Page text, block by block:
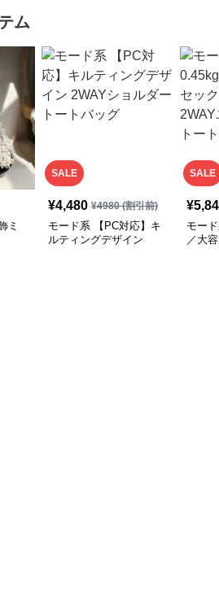
ム
ミ
SALE
¥4,480 ¥4980(割引前)
モード系 【PC対応】キ
ルティングデザイン
SALE
¥
モー
／大